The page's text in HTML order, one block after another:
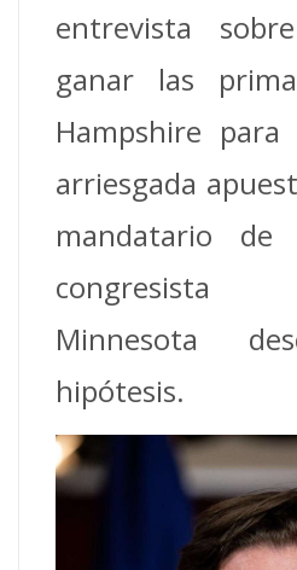
entrevista
ganar las
Hampshire
arriesgada
mandatario
Minnesota
hipótesis.